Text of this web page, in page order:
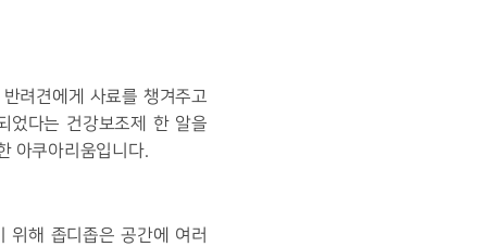
려견에게 사료를 챙겨주고
었다는 건강보조제 한 알을
아쿠아리움입니다.
위해 좁디좁은 공간에 여러